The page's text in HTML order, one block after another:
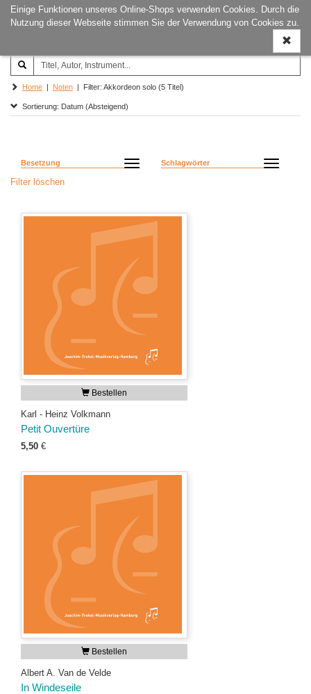
Einige Funktionen unseres Online-Shops verwenden Cookies. Durch die
Nutzung dieser Webseite stimmen Sie der Verwendung von Cookies zu.
ein-/
Joachim‐Trekel‐Musikverlag,
Hamburg
Home | Noten | Filter: Akkordeon solo (5 Titel)
Sortierung: Datum (Absteigend)
Besetzung Schlagwörter
Filter löschen
Bestellen
Karl - Heinz Volkmann
Petit Ouvertüre
5,50 €
Bestellen
Albert A. Van de Velde
In Windeseile